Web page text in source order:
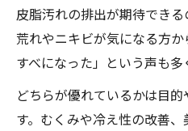
皮脂汚れの排出が期待でき
荒れやニキビが気になる方
すべになった」という声も多
どちらが優れているかは目
す。むくみや冷え性の改善